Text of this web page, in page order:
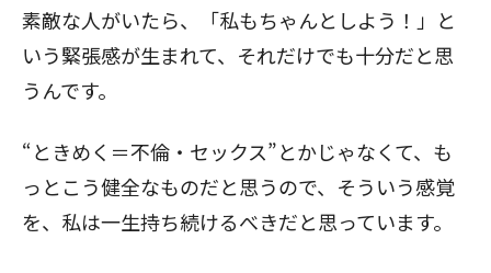
素敵な人がいたら、「私もちゃんとしよう！」と
いう緊張感が生まれて、それだけでも十分だと思
うんです。
“ときめく＝不倫・セックス”とかじゃなくて、も
っとこう健全なものだと思うので、そういう感覚
を、私は一生持ち続けるべきだと思っています。